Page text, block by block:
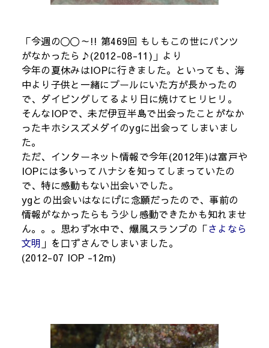
「今週の〇〇～!! 第469回 もしもこの世にパンツ
がなかったら♪(2012-08-11)」より
今年の夏休みはIOPに行きました。といっても、海
中より子供と一緒にプールにいた方が長かったの
で、ダイビングしてるより日に焼けてヒリヒリ。
そんなIOPで、未だ伊豆半島で出会ったことがなか
ったキホシスズメダイのygに出会ってしまいまし
た。
ただ、インターネット情報で今年(2012年)は富戸や
IOPには多いってハナシを知ってしまっていたの
で、特に感動もない出会いでした。
ygとの出会いはなにげに念願だったので、事前の
情報がなかったらもう少し感動できたかも知れませ
ん。。。思わず水中で、爆風スランプの「さよなら
文明 」を口ずさんでしまいました。
(2012-07 IOP -12m)